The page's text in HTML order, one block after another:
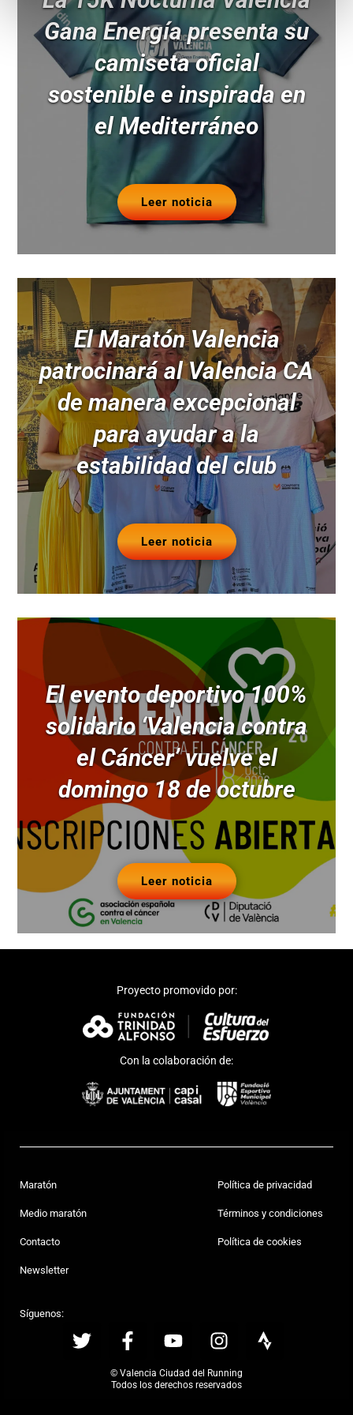
Gana Energía presenta su
camiseta oficial
sostenible e inspirada en
el Mediterráneo
Leer noticia
El Maratón Valencia
patrocinará al Valencia CA
de manera excepcional
para ayudar a la
estabilidad del club
Leer noticia
El evento deportivo 100%
solidario ‘Valencia contra
el Cáncer’ vuelve el
domingo 18 de octubre
Leer noticia
Proyecto promovido por:
Con la colaboración de:
Maratón
Medio maratón
Contacto
Newsletter
Política de privacidad
Términos y condiciones
Política de cookies
Síguenos:
© Valencia Ciudad del Running
Todos los derechos reservados